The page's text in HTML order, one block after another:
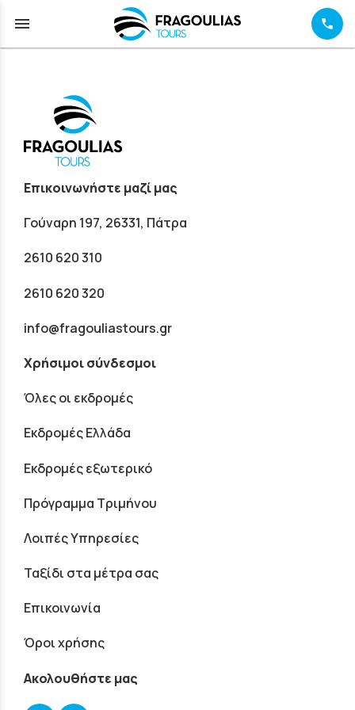
menu
Επικοινωνήστε μαζί μας
Γούναρη 197, 26331, Πάτρα
2610 620 310
2610 620 320
info@fragouliastours.gr
Χρήσιμοι σύνδεσμοι
Όλες οι εκδρομές
Εκδρομές Ελλάδα
Εκδρομές εξωτερικό
Πρόγραμμα Τριμήνου
Λοιπές Υπηρεσίες
Ταξίδι στα μέτρα σας
Επικοινωνία
Όροι χρήσης
Ακολουθήστε μας